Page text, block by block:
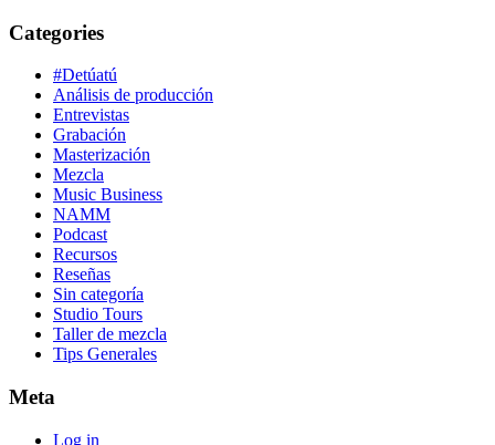
Categories
#Detúatú
Análisis de producción
Entrevistas
Grabación
Masterización
Mezcla
Music Business
NAMM
Podcast
Recursos
Reseñas
Sin categoría
Studio Tours
Taller de mezcla
Tips Generales
Meta
Log in